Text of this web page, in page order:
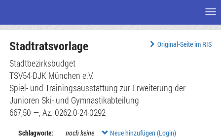
Seiteninhalt
Original-Seite im RIS
Stadtratsvorlage
Stadtbezirksbudget
TSV54-DJK München e.V.
Spiel- und Trainingsausstattung zur Erweiterung der
Junioren Ski- und Gymnastikabteilung
667,50 —, Az. 0262.0-24-0292
Schlagworte: noch keine
Neue hinzufügen (Login)